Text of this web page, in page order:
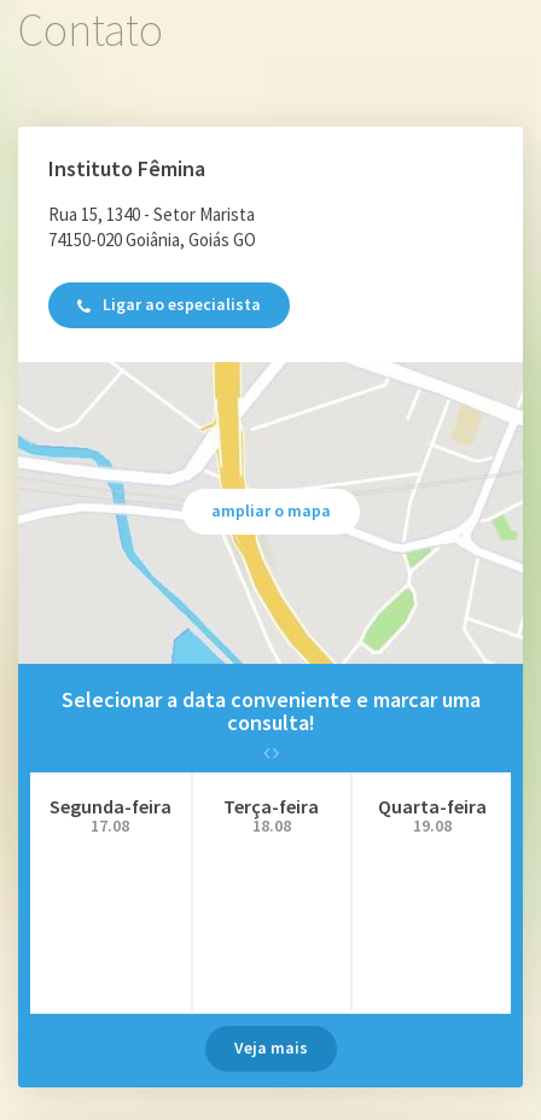
Contato
Instituto Fêmina
Rua 15, 1340 - Setor Marista
74150-020 Goiânia, Goiás GO
Ligar ao especialista
ampliar o mapa
Selecionar a data conveniente e marcar uma
consulta!
Segunda-feira
17.08
Terça-feira
18.08
Quarta-feira
19.08
Veja mais